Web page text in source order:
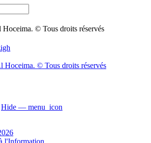
Hide — menu_icon
l'Information